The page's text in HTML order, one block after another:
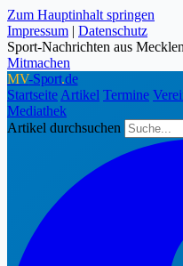
Zum Hauptinhalt springen
Impressum | Datenschutz
Sport-Nachrichten aus
Mitmachen
MV-Sport.de
Startseite Artikel Termine
Mediathek
Artikel durchsuchen